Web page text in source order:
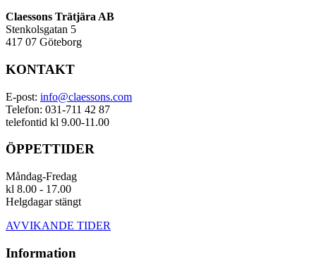
Claessons Trätjära AB
Stenkolsgatan 5
417 07 Göteborg
KONTAKT
E-post: info@claessons.com
Telefon: 031-711 42 87
telefontid kl 9.00-11.00
ÖPPETTIDER
Måndag-Fredag
kl 8.00 - 17.00
Helgdagar stängt
AVVIKANDE TIDER
Information